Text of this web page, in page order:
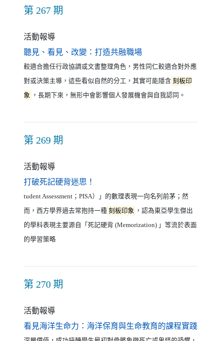
第 267 期
活動報導
聽見、看見、改變：打造共融職場（另開新視窗）
較適合擔任行政協調或文書整理角色，男性同仁較適合對外應
對或決策主導，這些看似自然的分工，其實可能隱含 刻板印
象 ，長期下來，無形中會影響個人發展機會與自我認同。
第 269 期
活動報導
打破死記硬背迷思！
tudent Assessment；PISA）」的數理表現一向名列前茅；然
而，西方學界過去常抱持一種 刻板印象 ，認為東亞學生傑出
的學科表現主要源自「死記硬背 (Memorization) 」等流於表面
的學習策略
第 270 期
活動報導
看見海洋生命力：海洋保育與生命教育的課程實踐（另